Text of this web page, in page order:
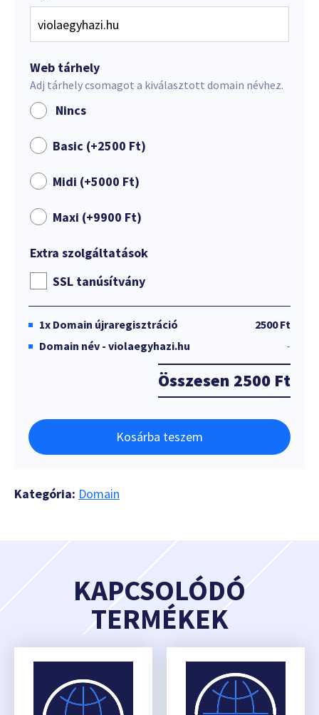
Web tárhely
Adj tárhely csomagot a kiválasztott domain névhez.
Nincs
Basic (+2500 Ft)
Midi (+5000 Ft)
Maxi (+9900 Ft)
Extra szolgáltatások
SSL tanúsítvány
1x Domain újraregisztráció
2500 Ft
Domain név - violaegyhazi.hu
-
Összesen 2500 Ft
Kosárba teszem
Kategória: Domain
KAPCSOLÓDÓ
TERMÉKEK